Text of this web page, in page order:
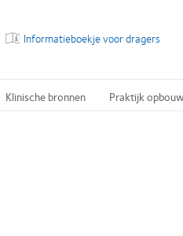
Informatieboekje voor dragers
Klinische bronnen Praktijk